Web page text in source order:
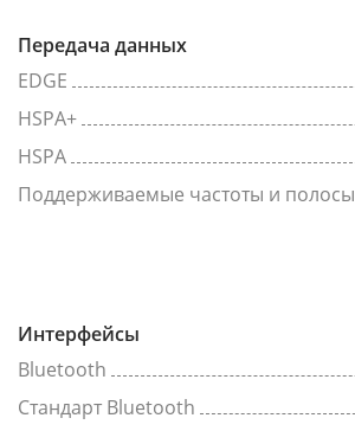
Передача данных
EDGE
HSPA+
HSPA
Поддерживаемые частоты и полосы
Интерфейсы
Bluetooth
Стандарт Bluetooth